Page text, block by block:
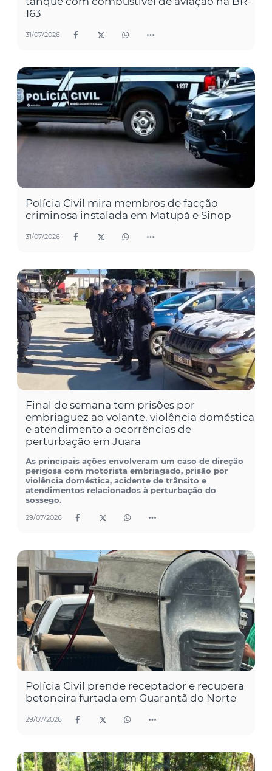
163
31/07/2026
Polícia Civil mira membros de facção
criminosa instalada em Matupá e Sinop
31/07/2026
Final de semana tem prisões por
embriaguez ao volante, violência doméstica
e atendimento a ocorrências de
perturbação em Juara
As principais ações envolveram um caso de direção
perigosa com motorista embriagado, prisão por
violência doméstica, acidente de trânsito e
atendimentos relacionados à perturbação do
sossego.
29/07/2026
Polícia Civil prende receptador e recupera
betoneira furtada em Guarantã do Norte
29/07/2026